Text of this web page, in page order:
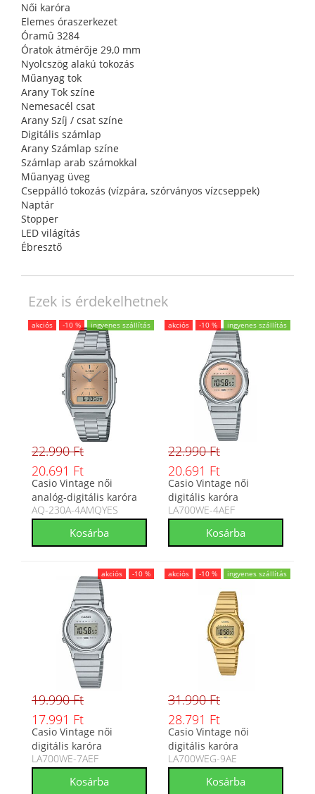
Női karóra
Elemes óraszerkezet
Óramû 3284
Óratok átmérője 29,0 mm
Nyolcszög alakú tokozás
Műanyag tok
Arany Tok színe
Nemesacél csat
Arany Szíj / csat színe
Digitális számlap
Arany Számlap színe
Számlap arab számokkal
Műanyag üveg
Cseppálló tokozás (vízpára, szórványos vízcseppek)
Naptár
Stopper
LED világítás
Ébresztő
Ezek is érdekelhetnek
akciós -10 % ingyenes szállítás
22.990 Ft
20.691 Ft
Casio Vintage női
analóg-digitális karóra
AQ-230A-4AMQYES
AQ-230A-4AMQYES
akciós -10 % ingyenes szállítás
22.990 Ft
20.691 Ft
Casio Vintage női
digitális karóra
LA700WE-4AEF
LA700WE-4AEF
akciós -10 %
19.990 Ft
17.991 Ft
Casio Vintage női
digitális karóra
LA700WE-7AEF
LA700WE-7AEF
akciós -10 % ingyenes szállítás
31.990 Ft
28.791 Ft
Casio Vintage női
digitális karóra
LA700WEG-9AE
LA700WEG-9AE